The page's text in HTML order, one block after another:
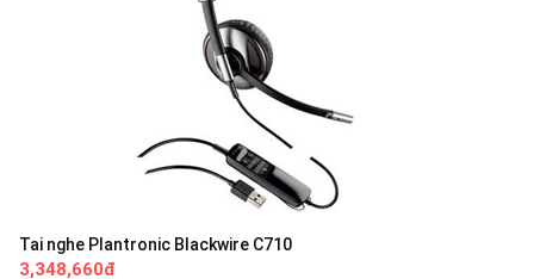
Tai nghe Plantronic Blackwire C710
3,348,660đ